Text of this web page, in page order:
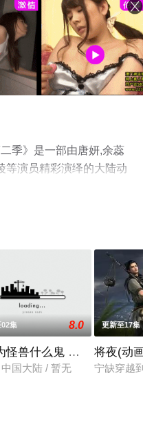
季》是一部由唐妍,余蕊
等演员精彩演绎的大陆动
，手机免费观看高清无
台了解。
02集 8.0
怪兽什么鬼 第二季兽神崛
中国大陆 / 暂无
更新至17集
将夜(动
宁缺穿越